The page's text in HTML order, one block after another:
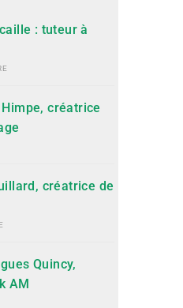
: tuteur à
créatrice
créatrice de
Quincy,
AM